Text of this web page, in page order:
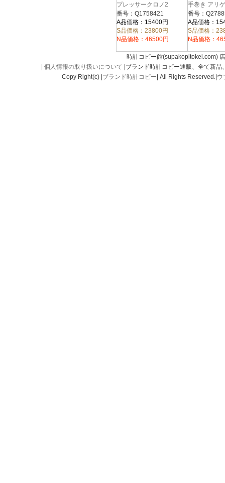
プレッサークロノ2
Q1758421 SS ブラッ
ク
番号：Q1758421
A品価格：15400円
S品価格：23800円
N品価格：46500円
手巻き アリ
ー ブラック/
ンズ
番号：
A品価格：
S品価格：
N品価格：
時計コピー館(supakopitokei.com)
個人情報の取り扱いについて |ブランド時計コピー通販、全て新
Copy Right(c) | ブランド時計コピー | All Rights Reserved.| ウ